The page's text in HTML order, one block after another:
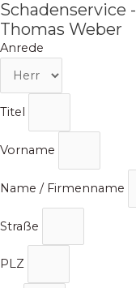
Zum
Inhalt
springen
Schadenservice -
Thomas Weber
Anrede
Titel
Vorname
Name / Firmenname
Straße
PLZ